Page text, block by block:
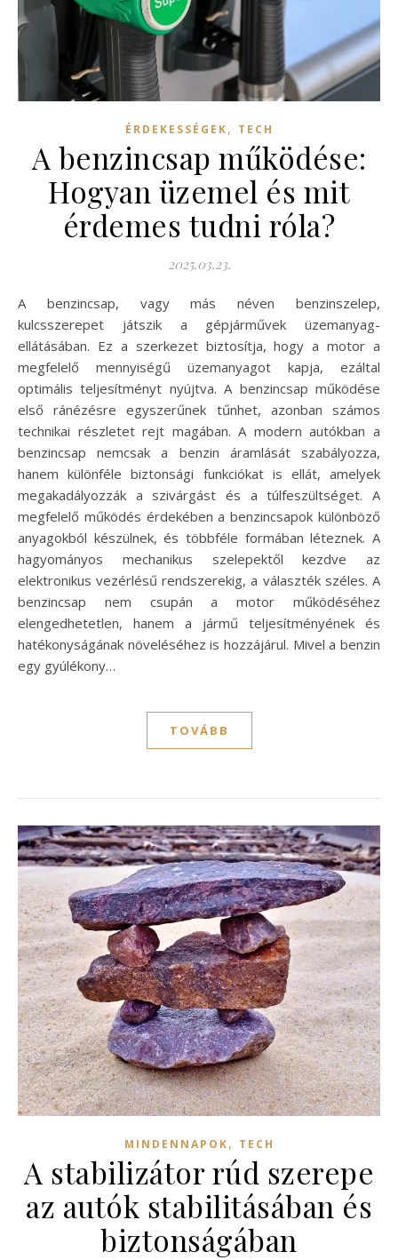
ÉRDEKESSÉGEK, TECH
A benzincsap működése:
Hogyan üzemel és mit
érdemes tudni róla?
2025.03.23.
A benzincsap, vagy más néven benzinszelep,
kulcsszerepet játszik a gépjárművek üzemanyag-
ellátásában. Ez a szerkezet biztosítja, hogy a motor a
megfelelő mennyiségű üzemanyagot kapja, ezáltal
optimális teljesítményt nyújtva. A benzincsap működése
első ránézésre egyszerűnek tűnhet, azonban számos
technikai részletet rejt magában. A modern autókban a
benzincsap nemcsak a benzin áramlását szabályozza,
hanem különféle biztonsági funkciókat is ellát, amelyek
megakadályozzák a szivárgást és a túlfeszültséget. A
megfelelő működés érdekében a benzincsapok különböző
anyagokból készülnek, és többféle formában léteznek. A
hagyományos mechanikus szelepektől kezdve az
elektronikus vezérlésű rendszerekig, a választék széles. A
benzincsap nem csupán a motor működéséhez
elengedhetetlen, hanem a jármű teljesítményének és
hatékonyságának növeléséhez is hozzájárul. Mivel a benzin
egy gyúlékony…
TOVÁBB
MINDENNAPOK, TECH
A stabilizátor rúd szerepe
az autók stabilitásában és
biztonságában